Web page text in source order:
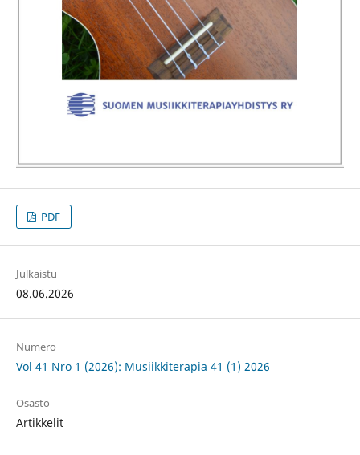
PDF
Julkaistu
08.06.2026
Numero
Vol 41 Nro 1 (2026): Musiikkiterapia 41 (1) 2026
Osasto
Artikkelit